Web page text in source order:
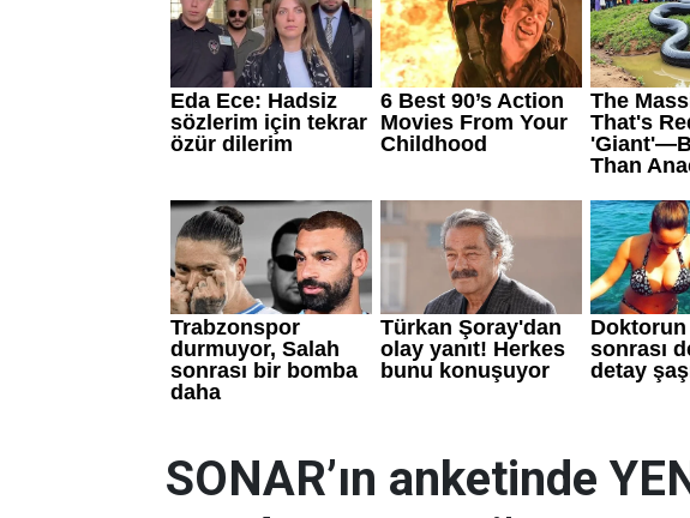
SONAR’ın anketinde